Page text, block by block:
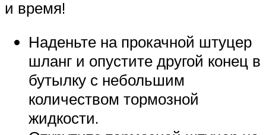
и время!
Наденьте на прокачной штуцер
шланг и опустите другой конец в
бутылку с небольшим
количеством тормозной
жидкости.